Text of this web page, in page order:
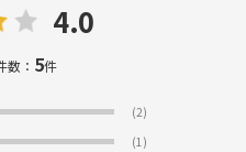
4.0
数： 5件
(2)
(1)